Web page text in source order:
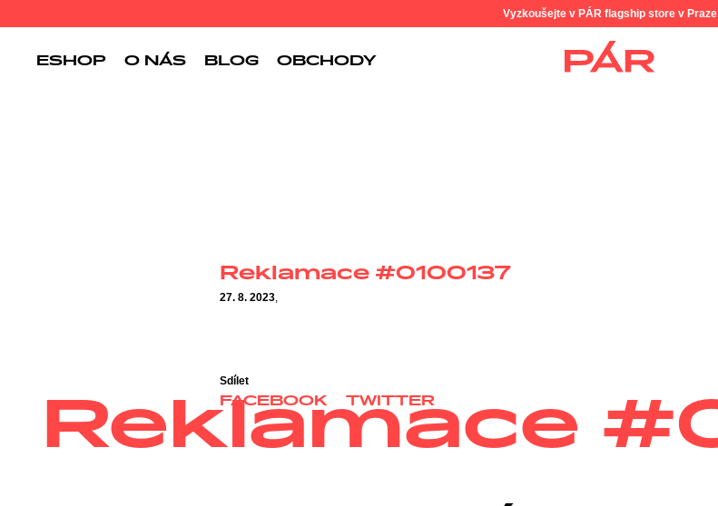
Vyzkoušejte v PÁR flagship store v Praze
ESHOP O NÁS BLOG OBCHODY
Reklamace #0100137
27. 8. 2023,
Sdílet
FACEBOOK
TWITTER